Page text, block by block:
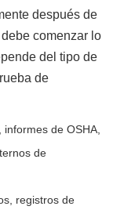
después de
comenzar lo
del tipo de
de
de OSHA,
de
registros de